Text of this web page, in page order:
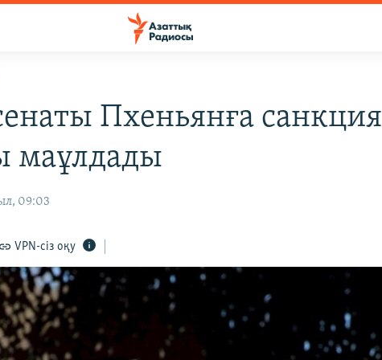
Пхеньянға санкция
маұлдады
09:03
VPN-сіз оқу